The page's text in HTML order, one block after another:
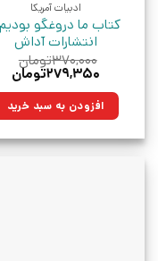
ادبیات آمریکا
کتاب ما دروغگو
انتشارات آداش
۳۷۰,۰۰۰تومان
قیمت
۳۷۰,۰۰۰تومان
بود.
۲۷۹,۳۵۰تومان
افزودن به سبد خرید